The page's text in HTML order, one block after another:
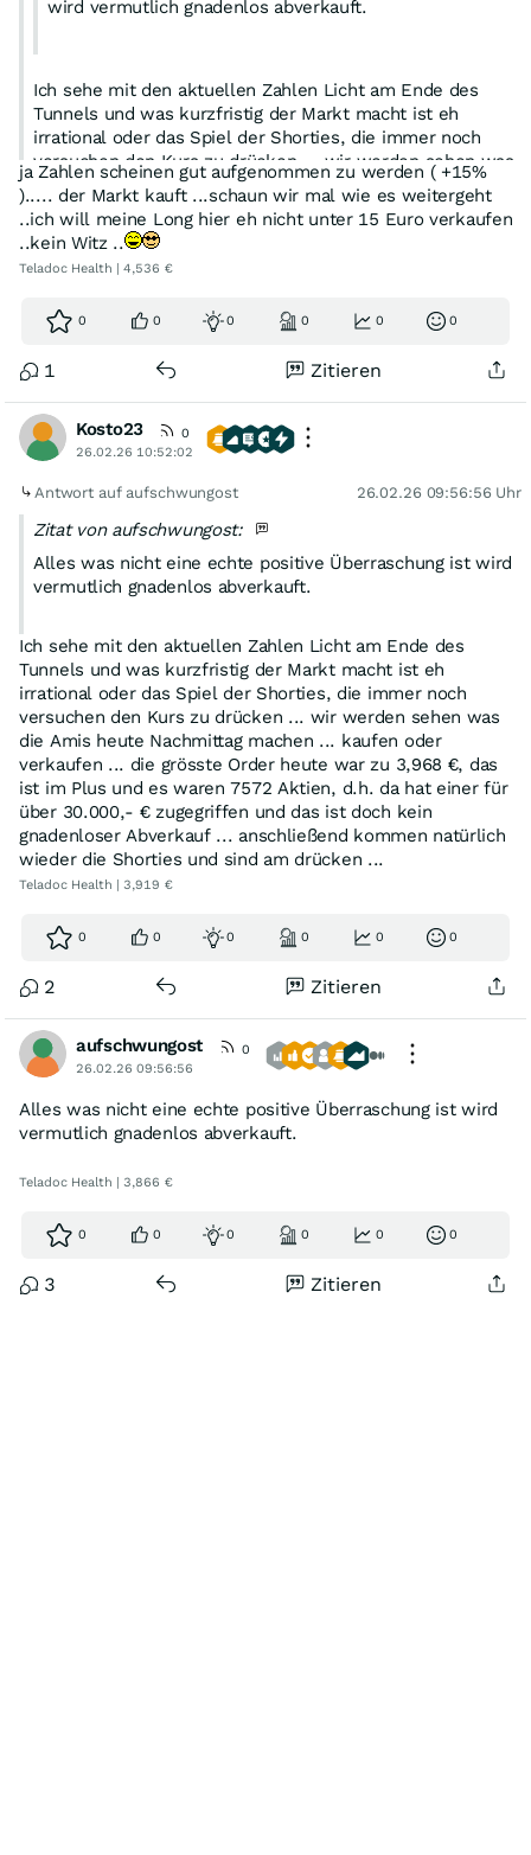
wird vermutlich gnadenlos abverkauft.
Ich sehe mit den aktuellen Zahlen Licht am Ende des
Tunnels und was kurzfristig der Markt macht ist eh
irrational oder das Spiel der Shorties, die immer noch
versuchen den Kurs zu drücken ... wir werden sehen was
die Amis heute Nachmittag machen ... kaufen oder
verkaufen ... die grösste Order heute war zu 3,968 €, das
ist im Plus und es waren 7572 Aktien, d.h. da hat einer
für über 30.000,- € zugegriffen und das ist doch kein
gnadenloser Abverkauf ... anschließend kommen
ja Zahlen scheinen gut aufgenommen zu werden ( +15%
)..... der Markt kauft ...schaun wir mal wie es weitergeht
..ich will meine Long hier eh nicht unter 15 Euro verkaufen
..kein Witz ..
Teladoc Health | 4,536 €
0 0 0 0 0 0
1 Zitieren
Kosto23
0
26.02.26 10:52:02
Antwort auf aufschwungost 26.02.26 09:56:56 Uhr
Zitat von aufschwungost:
Alles was nicht eine echte positive Überraschung ist wird
vermutlich gnadenlos abverkauft.
Ich sehe mit den aktuellen Zahlen Licht am Ende des
Tunnels und was kurzfristig der Markt macht ist eh
irrational oder das Spiel der Shorties, die immer noch
versuchen den Kurs zu drücken ... wir werden sehen was
die Amis heute Nachmittag machen ... kaufen oder
verkaufen ... die grösste Order heute war zu 3,968 €, das
ist im Plus und es waren 7572 Aktien, d.h. da hat einer für
über 30.000,- € zugegriffen und das ist doch kein
gnadenloser Abverkauf ... anschließend kommen natürlich
wieder die Shorties und sind am drücken ...
Teladoc Health | 3,919 €
0 0 0 0 0 0
2 Zitieren
aufschwungost
0
26.02.26 09:56:56
Alles was nicht eine echte positive Überraschung ist wird
vermutlich gnadenlos abverkauft.
Teladoc Health | 3,866 €
0 0 0 0 0 0
3 Zitieren